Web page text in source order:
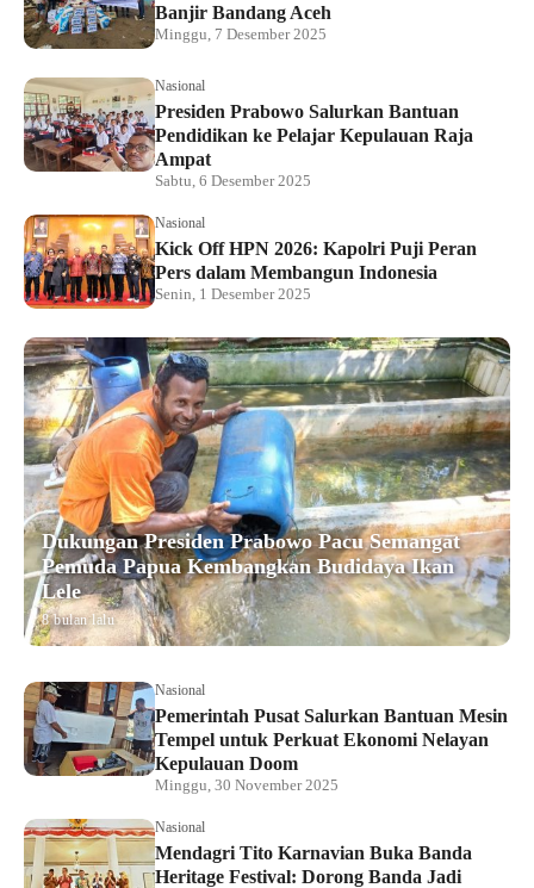
Banjir Bandang Aceh
Minggu, 7 Desember 2025
Nasional
Presiden Prabowo Salurkan Bantuan
Pendidikan ke Pelajar Kepulauan Raja
Ampat
Sabtu, 6 Desember 2025
Nasional
Kick Off HPN 2026: Kapolri Puji Peran
Pers dalam Membangun Indonesia
Senin, 1 Desember 2025
Dukungan Presiden Prabowo Pacu Semangat
Pemuda Papua Kembangkan Budidaya Ikan
Lele
8 bulan lalu
Nasional
Pemerintah Pusat Salurkan Bantuan Mesin
Tempel untuk Perkuat Ekonomi Nelayan
Kepulauan Doom
Minggu, 30 November 2025
Nasional
Mendagri Tito Karnavian Buka Banda
Heritage Festival: Dorong Banda Jadi